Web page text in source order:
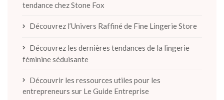
tendance chez Stone Fox
Découvrez l’Univers Raffiné de Fine Lingerie Store
Découvrez les dernières tendances de la lingerie
féminine séduisante
Découvrir les ressources utiles pour les
entrepreneurs sur Le Guide Entreprise